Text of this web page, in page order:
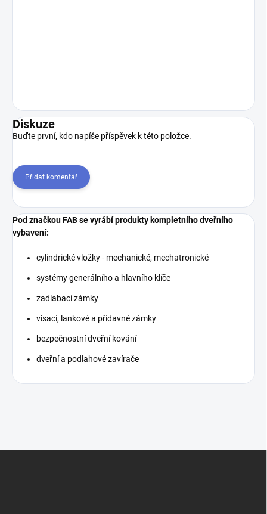
Diskuze
Buďte první, kdo napíše příspěvek k této položce.
Přidat komentář
Pod značkou FAB se vyrábí produkty kompletního dveřního
vybavení:
cylindrické vložky - mechanické, mechatronické
systémy generálního a hlavního klíče
zadlabací zámky
visací, lankové a přídavné zámky
bezpečnostní dveřní kování
dveřní a podlahové zavírače